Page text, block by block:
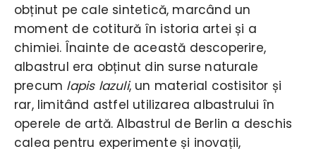
obținut pe cale sintetică, marcând un
moment de cotitură în istoria artei și a
chimiei. Înainte de această descoperire,
albastrul era obținut din surse naturale
precum lapis lazuli, un material costisitor și
rar, limitând astfel utilizarea albastrului în
operele de artă. Albastrul de Berlin a deschis
calea pentru experimente și inovații,